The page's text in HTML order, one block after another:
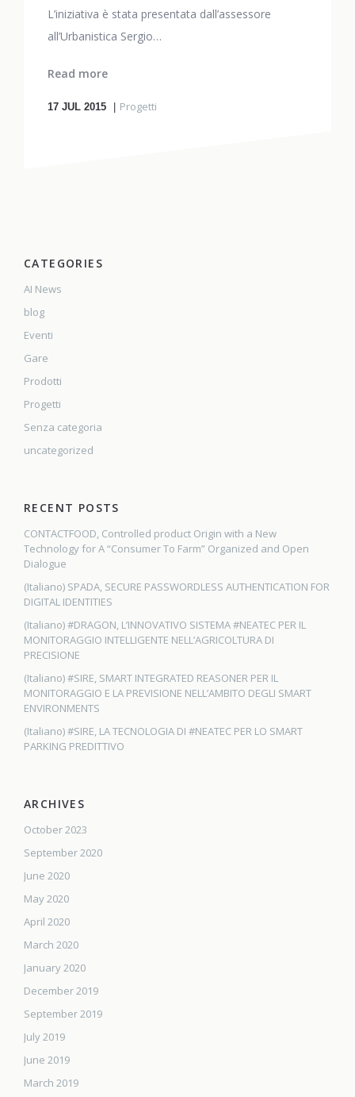
L’iniziativa è stata presentata dall’assessore
all’Urbanistica Sergio…
Read more
17 JUL 2015 Progetti
CATEGORIES
AI News
blog
Eventi
Gare
Prodotti
Progetti
Senza categoria
uncategorized
RECENT POSTS
CONTACTFOOD, Controlled product Origin with a New
Technology for A “Consumer To Farm” Organized and Open
Dialogue
(Italiano) SPADA, SECURE PASSWORDLESS AUTHENTICATION FOR
DIGITAL IDENTITIES
(Italiano) #DRAGON, L’INNOVATIVO SISTEMA #NEATEC PER IL
MONITORAGGIO INTELLIGENTE NELL’AGRICOLTURA DI
PRECISIONE
(Italiano) #SIRE, SMART INTEGRATED REASONER PER IL
MONITORAGGIO E LA PREVISIONE NELL’AMBITO DEGLI SMART
ENVIRONMENTS
(Italiano) #SIRE, LA TECNOLOGIA DI #NEATEC PER LO SMART
PARKING PREDITTIVO
ARCHIVES
October 2023
September 2020
June 2020
May 2020
April 2020
March 2020
January 2020
December 2019
September 2019
July 2019
June 2019
March 2019